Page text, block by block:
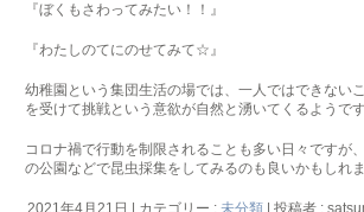
『ぼくもさわってみたい！！』
『わたしのてにのせてみて☆』
幼稚園という集団生活の場では、一人ではできない
を受けて挑戦という意欲が自然と湧いてくるようで
コロナ禍で行動を制限されることも多い日々ですが
の公園などで昆虫採集をしてみるのも良いかもしれ
2021年4月21日 カテゴリー : 未分類 投稿者 :